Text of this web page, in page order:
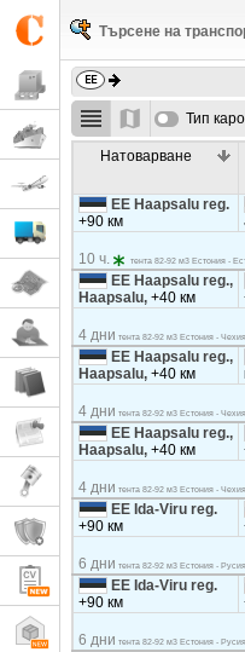
Търсене на
Тип
Натоварване
EE Haapsalu reg.
+90 км
10 ч. тента 82-92 м3 Естония -
EE Haapsalu reg.,
Haapsalu,+40 км
4 дни тента 82-92 м3 Естония - Чехия
EE Haapsalu reg.,
Haapsalu,+40 км
4 дни тента 82-92 м3 Естония - Чехия
EE Haapsalu reg.,
Haapsalu,+40 км
4 дни тента 82-92 м3 Естония - Чехия
EE Ida-Viru reg.
+90 км
6 дни тента 82-92 м3 Естония - Русия
EE Ida-Viru reg.
+90 км
6 дни тента 82-92 м3 Естония - Русия